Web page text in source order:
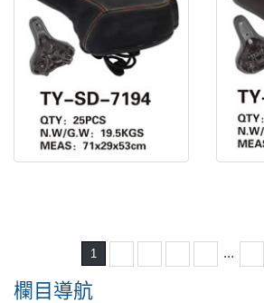
1 ...
欄目導航